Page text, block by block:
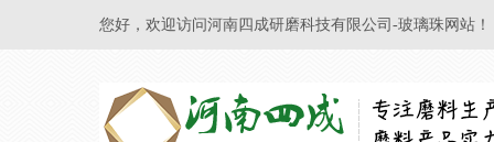
您好，欢迎访问河南四成研磨科技有限公司-玻璃珠网站！